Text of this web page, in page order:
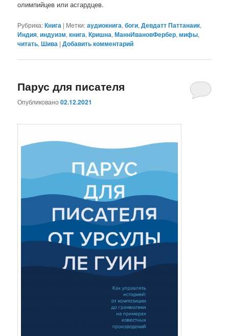
олимпийцев или асгардцев.
Рубрика:Книга | Метки:аудиокнига,боги,Девдатт Паттанаик,
Индия,индуизм,книга,Кришна,МаннИвановФербер,мифы,
читать,Шива |Добавить комментарий
Парус для писателя
Опубликовано02.12.2021